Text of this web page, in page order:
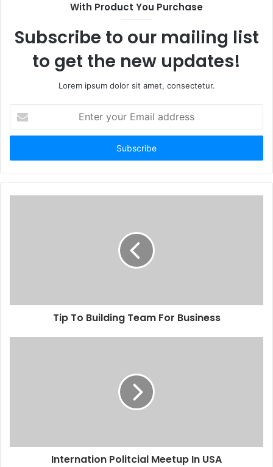
With Product You Purchase
Subscribe to our mailing list
to get the new updates!
Lorem ipsum dolor sit amet, consectetur.
t
r
y
Tip To Building Team For Business
Internation Politcial Meetup In USA